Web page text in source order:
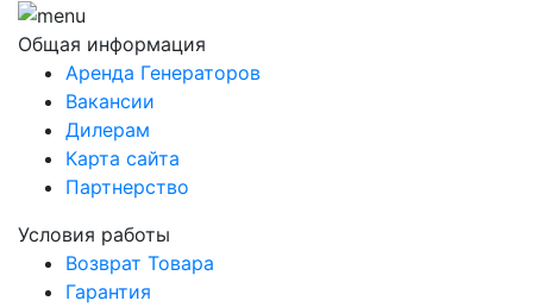
Общая информация
Аренда Генераторов
Вакансии
Дилерам
Карта сайта
Партнерство
Условия работы
Возврат Товара
Гарантия